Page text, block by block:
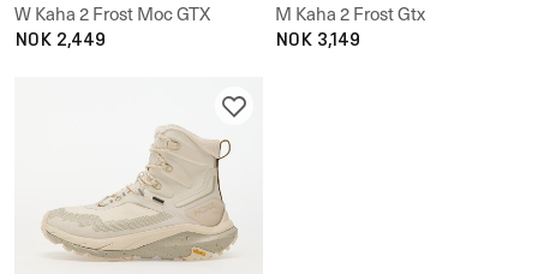
W Kaha 2 Frost Moc GTX
NOK 2,449
M Kaha 2 Frost Gtx
NOK 3,149